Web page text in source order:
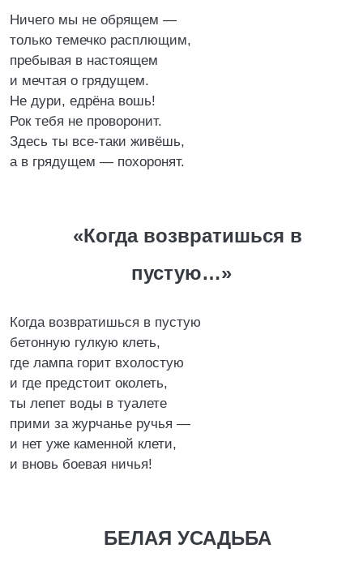
Ничего мы не обрящем —
только темечко расплющим,
пребывая в настоящем
и мечтая о грядущем.
Не дури, едрёна вошь!
Рок тебя не проворонит.
Здесь ты все-таки живёшь,
а в грядущем — похоронят.
«Когда возвратишься в
пустую…»
Когда возвратишься в пустую
бетонную гулкую клеть,
где лампа горит вхолостую
и где предстоит околеть,
ты лепет воды в туалете
прими за журчанье ручья —
и нет уже каменной клети,
и вновь боевая ничья!
БЕЛАЯ УСАДЬБА